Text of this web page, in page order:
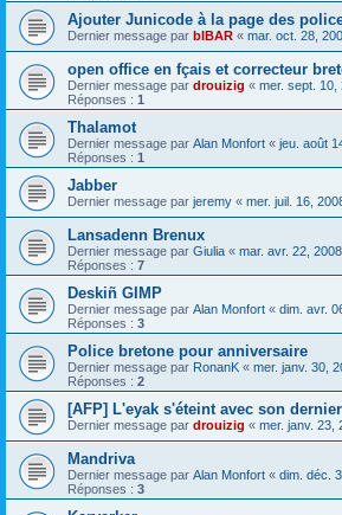
Ajouter Junicode à la page des
Dernier message par bIBAR « mar. oct. 28,
open office en fçais et correcteur
Dernier message par drouizig « mer. sept. 10,
Réponses : 1
Thalamot
Dernier message par Alan Monfort « jeu. août
Réponses : 1
Jabber
Dernier message par jeremy « mer. juil. 16,
Lansadenn Brenux
Dernier message par Giulia « mar. avr. 22,
Réponses : 7
Deskiñ GIMP
Dernier message par Alan Monfort « dim. avr.
Réponses : 3
Police bretone pour anniversaire
Dernier message par RonanK « mer. janv. 30,
Réponses : 2
[AFP] L'eyak s'éteint avec son
Dernier message par drouizig « mer. janv. 23,
Mandriva
Dernier message par Alan Monfort « dim. déc.
Réponses : 3